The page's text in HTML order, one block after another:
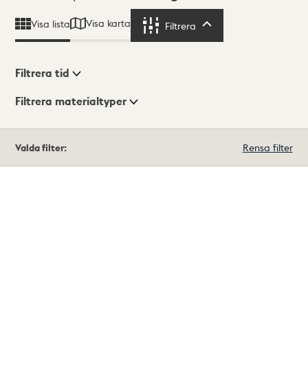
Visa lista Visa karta Filtrera
Visningsläge
Filtrera tid
Filtrera materialtyper
träffar
Valda filter: Rensa filter